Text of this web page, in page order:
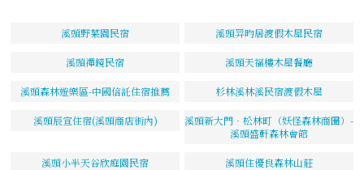
溪頭野菜園民宿 溪頭羿昀居渡假木屋民宿
溪頭禪鏡民宿 溪頭天福樓木屋餐廳
溪頭森林遊樂區-中國信託住宿推薦 杉林溪林溪民宿渡假木屋
溪頭辰宣住宿(溪頭商店街內)
溪頭新大門‧松林町（妖怪森林商圈）-
溪頭盛軒森林會館
溪頭小半天谷欣庭園民宿 溪頭住優良森林山莊